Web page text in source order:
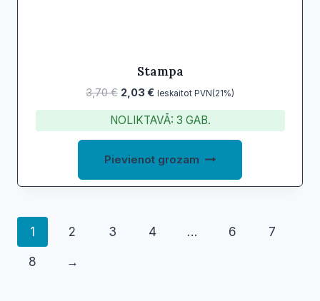
Stampa
3,70€ Original
price
was:
3,70 €.
2,03€Current
price
is:
2,03 €.
Ieskaitot PVN(21%)
NOLIKTAVĀ: 3 GAB.
Pievienot grozam
1 2 3 4 … 6 7
8 →